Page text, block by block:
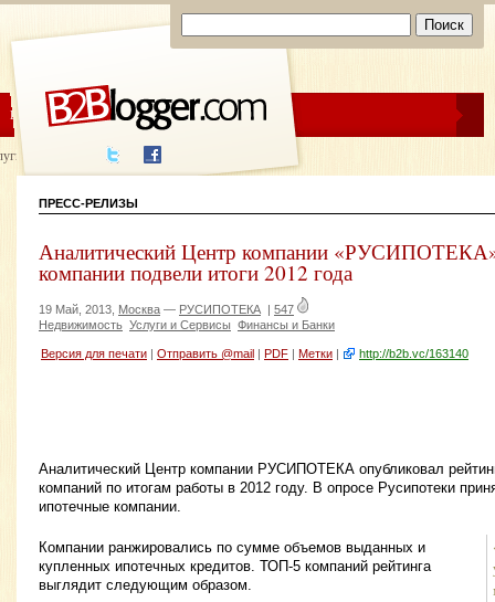
ЦЕНЫ ПОМОЩЬ
написания
ПРЕСС-РЕЛИЗЫ
Аналитический Центр компании
компании подвели итоги 2012 года
19 Май, 2013, Москва — РУСИПОТЕКА | 547
Недвижимость Услуги и Сервисы Финансы и Банки
Версия для печати Отправить @mail PDF Метки http://b2b.vc/163140
Аналитический Центр компании РУСИПОТЕКА опубликовал
компаний по итогам работы в 2012 году. В опросе Русипотеки
ипотечные компании.
Компании ранжировались по сумме объемов выданных и
купленных ипотечных кредитов. ТОП-5 компаний рейтинга
выглядит следующим образом.